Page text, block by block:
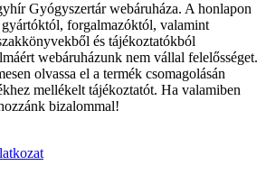
Gyógyszertár webáruháza. A honlapon
forgalmazóktól, valamint
és tájékoztatókból
webáruházunk nem vállal felelősséget.
olvassa el a termék csomagolásán
mellékelt tájékoztatót. Ha valamiben
bizalommal!